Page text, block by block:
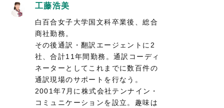
工藤浩美
白百合女子大学国文科卒業後、総合
商社勤務。
その後通訳・翻訳エージェントに2
社、合計11年間勤務。通訳コーディ
ネーターとしてこれまでに数百件の
通訳現場のサポートを行なう。
2001年7月に株式会社テンナイン・
コミュニケーションを設立。趣味は